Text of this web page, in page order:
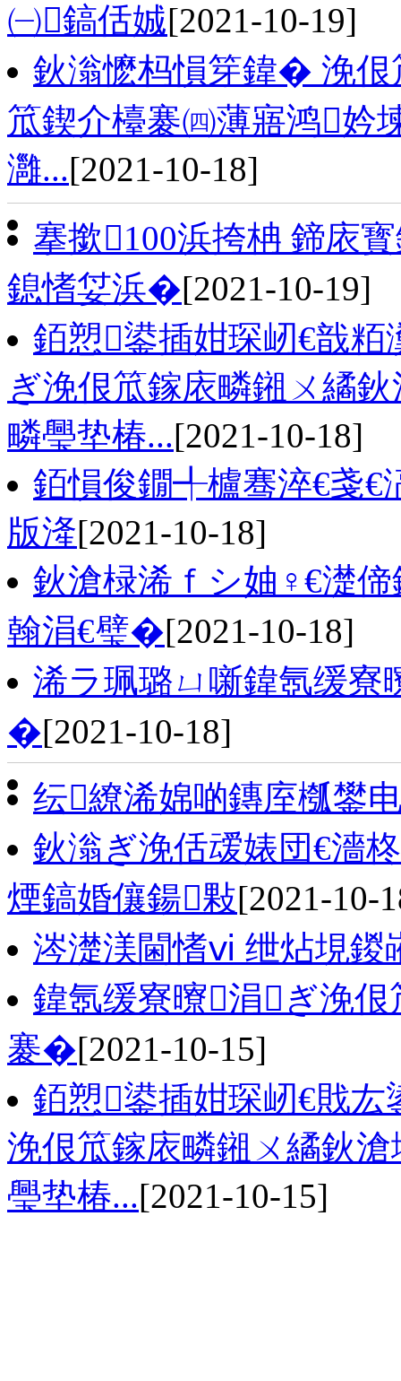
㈠鎬佸娍[2021-10-19]
鈥滃懡杩愪笌鍏� 浼
笟鍥介檯褰㈣薄寤鸿妗
灉...[2021-10-18]
搴撳100浜挎柟 鍗庡
鎴愭姇浜�[2021-10-19]
銆愬鍙插姏琛屻€戠
ぎ浼佷笟鎵庡疄鎺ㄨ繘
疄璺垫椿...[2021-10-18]
銆愪俊鐗╃櫨骞淬€戔€
版湰[2021-10-18]
鈥滄椂浠ｆシ妯♀€濋偙
翰涓€璧�[2021-10-18]
浠ラ珮璐ㄩ噺鍏氬缓寮
�[2021-10-18]
纭繚浠婂啲鏄庢槬鐢
鈥滃ぎ浼佸叆婊団€濇
煙鎬婚儴鍚敤[2021-10-
涔濋渼閫愭ⅵ 绁炶垷
鍏氬缓寮曢涓ぎ浼
褰�[2021-10-15]
銆愬鍙插姏琛屻€戝
浼佷笟鎵庡疄鎺ㄨ繘鈥
璺垫椿...[2021-10-15]